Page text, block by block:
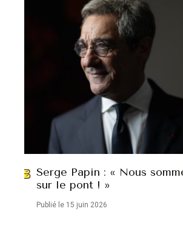
Serge Papin : « Nous
sur le pont ! »
Publié le 15 juin 2026